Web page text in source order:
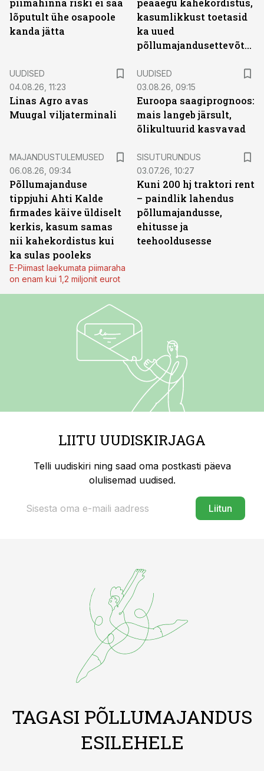
piimahinna riski ei saa
lõputult ühe osapoole
kanda jätta
peaaegu kahekordistus,
kasumlikkust toetasid
ka uued
põllumajandusettevõtted
UUDISED
04.08.26, 11:23
Linas Agro avas
Muugal viljaterminali
UUDISED
03.08.26, 09:15
Euroopa saagiprognoos:
mais langeb järsult,
õlikultuurid kasvavad
MAJANDUSTULEMUSED
06.08.26, 09:34
Põllumajanduse
tippjuhi Ahti Kalde
firmades käive üldiselt
kerkis, kasum samas
nii kahekordistus kui
ka sulas pooleks
E-Piimast laekumata piimaraha
on enam kui 1,2 miljonit eurot
SISUTURUNDUS
03.07.26, 10:27
Kuni 200 hj traktori rent
– paindlik lahendus
põllumajandusse,
ehitusse ja
teehooldusesse
LIITU UUDISKIRJAGA
Telli uudiskiri ning saad oma postkasti päeva
olulisemad uudised.
Liitun
TAGASI PÕLLUMAJANDUS
ESILEHELE